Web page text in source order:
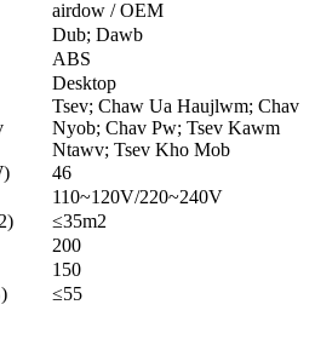
airdow / OEM
Dub; Dawb
ABS
Desktop
Tsev; Chaw Ua Haujlwm; Chav
Nyob; Chav Pw; Tsev Kawm
Ntawv; Tsev Kho Mob
46
110~120V/220~240V
≤35m2
200
150
≤55